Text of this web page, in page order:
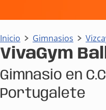
Inicio Gimnasios
VivaGym
Gimnasio en
Portugalete